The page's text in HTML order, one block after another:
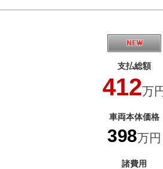
支払総額
412万
車両本体価格
398万円
諸費用